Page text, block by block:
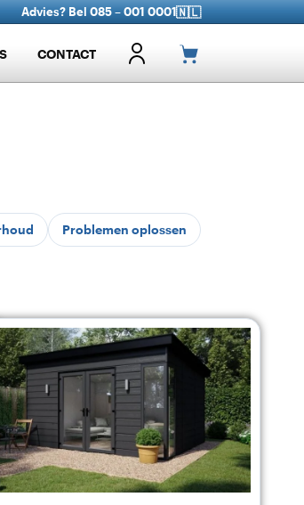
Advies? Bel 085 – 001 0001🇳🇱
CONTACT
Problemen oplossen